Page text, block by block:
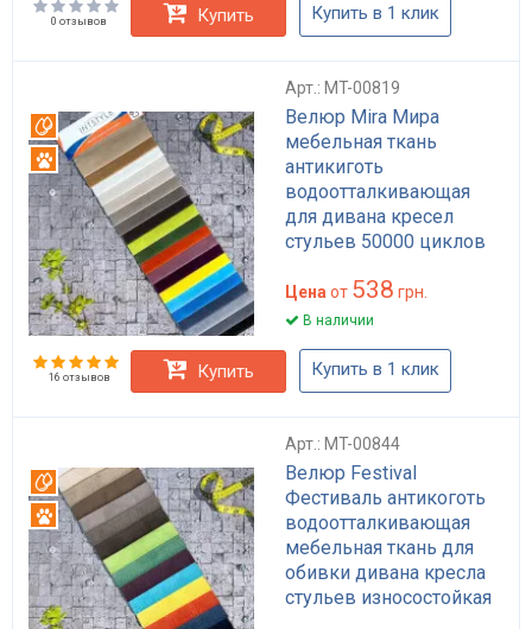
0 отзывов Купить Купить в 1 клик
Арт.: MT-00819
Велюр Mira Мира
мебельная ткань
антикиготь
водоотталкивающая
для дивана кресел
стульев 50000 циклов
Вотерпруф
Антикоготь
Цена от 538 грн.
В наличии
16 отзывов Купить Купить в 1 клик
Арт.: MT-00844
Велюр Festival
Фестиваль антикоготь
водоотталкивающая
мебельная ткань для
обивки дивана кресла
стульев износостойкая
Вотерпруф
Антикоготь